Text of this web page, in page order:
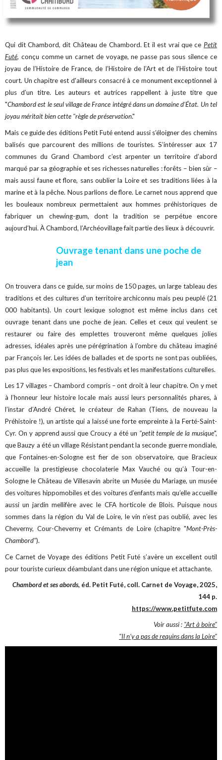
Qui dit Chambord, dit Château de Chambord. Et il est vrai que ce Petit
Futé, conçu comme un carnet de voyage, ne passe pas sous silence ce
joyau de l’Histoire de France, de l’Histoire de l’Art et de l’Histoire tout
court. Un chapitre est d'ailleurs consacré à ce monument exceptionnel à
plus d’un titre. Les auteurs et autrices rappellent à juste titre que
"Chambord est le seul village de France intégré dans un domaine d’État. Un tel
joyau méritait bien cette "règle de préservation."
Mais ce guide des éditions Petit Futé entend aussi s’éloigner des chemins
balisés que parcourent des millions de touristes. S’intéresser aux 17
communes du Grand Chambord c’est arpenter un territoire d’abord
marqué par sa géographie et ses richesses naturelles : forêts – bien sûr –
mais aussi faune et flore, sans oublier la Loire et ses traditions liées à la
marine et à la pêche. Nous parlions de flore. Le carnet nous apprend que
les bouleaux nombreux permettaient aux hommes préhistoriques de
fabriquer un chewing-gum, dont la tradition se perpétue encore
aujourd’hui. À Chambord, l’Archéovillage fait partie des lieux à découvrir.
Ouvrage tenant dans une poche de
jean
On trouvera dans ce guide, sur moins de 150 pages, un large tableau des
traditions et des cultures d’un territoire archiconnu mais peu peuplé (21
000 habitants). Un court lexique solognot est même inclus dans cet
ouvrage tenant dans une poche de jean. Celles et ceux qui veulent se
restaurer ou faire des emplettes trouveront même quelques jolies
adresses, idéales après une pérégrination à l’ombre du château imaginé
par François Ier. Les idées de ballades et de sports ne sont pas oubliées,
pas plus que les expositions, les festivals et les manifestations culturelles.
Les 17 villages – Chambord compris – ont droit à leur chapitre. On y met
à l’honneur leur histoire locale mais aussi leurs personnalités phares, à
l’instar d’André Chéret, le créateur de Rahan (Tiens, de nouveau la
Préhistoire !), un artiste qui a laissé une forte empreinte à la Ferté-Saint-
Cyr. On y apprend aussi que Croucy a été un "petit temple de la musique",
que Bauzy a été un village Résistant pendant la seconde guerre mondiale,
que Fontaines-en-Sologne est fier de son observatoire, que Bracieux
accueille la prestigieuse chocolaterie Max Vauché ou qu’à Tour-en-
Sologne le Château de Villesavin abrite un Musée du Mariage, un musée
des voitures hippomobiles et des voitures d’enfants mais qu’elle accueille
aussi un jardin mellifère avec le CFA horticole de Blois. Puisque nous
sommes dans la région du Val de Loire, le vin n’est pas oublié, avec les
Cheverny, Cour-Cheverny et Crémants de Loire (chapitre "Mont-Près-
Chambord").
Ce Carnet de Voyage des éditions Petit Futé s’avère un excellent outil
pour touriste curieux déambulant dans une région unique et attachante.
Chambord et ses abords, éd. Petit Futé, coll. Carnet de Voyage, 2025,
144 p.
https://www.petitfute.com
Voir aussi : "Art à boire"
"Il n’y a pas de requins dans la Loire"